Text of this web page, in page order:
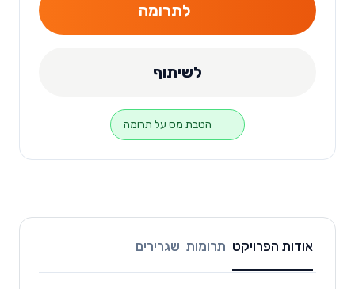
לתרומה
לשיתוף
הטבת מס על תרומה
אודות הפרויקט תרומות שגרירים